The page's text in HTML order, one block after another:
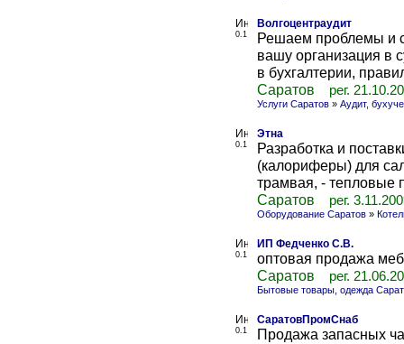
0.1
Волгоцентраудит
Решаем проблемы и
вашу организация в
в бухгалтерии,
Саратов
рег.
Услуги Саратов » Аудит,
0.1
Этна
Разработка и
(калориферы) для
трамвая, - тепловые
Саратов
рег.
Оборудование Саратов »
0.1
ИП Федченко С.В.
оптовая продажа
Саратов
рег.
Бытовые товары, одежда
0.1
СаратовПромСнаб
Продажа запасных